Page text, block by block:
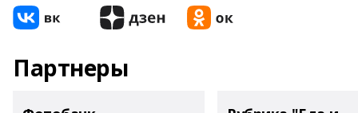
Партнеры